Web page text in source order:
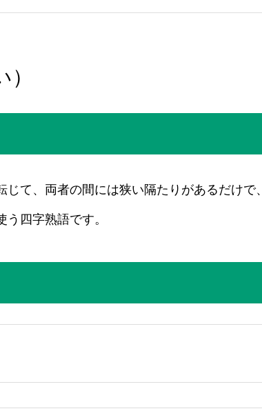
て、両者の間には狭い隔たりがあるだけで、
四字熟語です。